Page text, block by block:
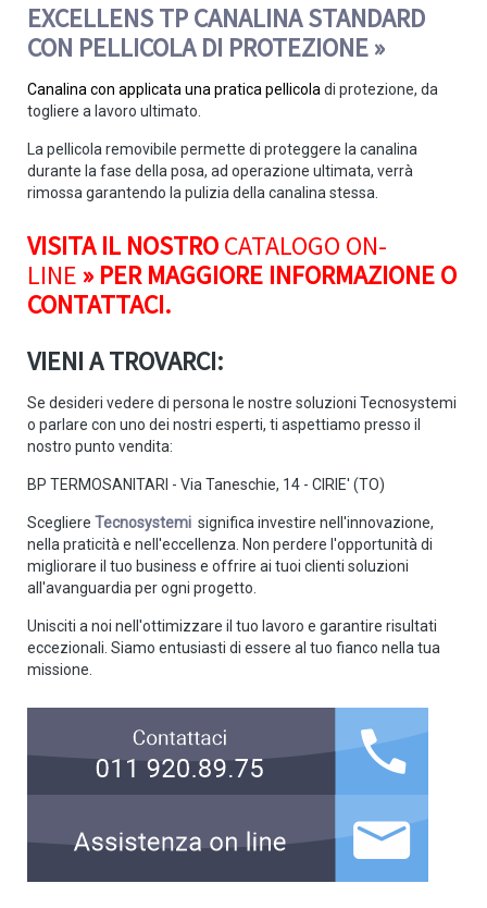
EXCELLENS TP CANALINA STANDARD
CON PELLICOLA DI PROTEZIONE »
Canalina con applicata una pratica pellicola di protezione, da
togliere a lavoro ultimato.
La pellicola removibile permette di proteggere la canalina
durante la fase della posa, ad operazione ultimata, verrà
rimossa garantendo la pulizia della canalina stessa.
VISITA IL NOSTROCATALOGO ON-
LINE» PER MAGGIORE INFORMAZIONE O
CONTATTACI.
VIENI A TROVARCI:
Se desideri vedere di persona le nostre soluzioni Tecnosystemi
o parlare con uno dei nostri esperti, ti aspettiamo presso il
nostro punto vendita:
BP TERMOSANITARI - Via Taneschie, 14 - CIRIE' (TO)
Scegliere Tecnosystemi significa investire nell'innovazione,
nella praticità e nell'eccellenza. Non perdere l'opportunità di
migliorare il tuo business e offrire ai tuoi clienti soluzioni
all'avanguardia per ogni progetto.
Unisciti a noi nell'ottimizzare il tuo lavoro e garantire risultati
eccezionali. Siamo entusiasti di essere al tuo fianco nella tua
missione.